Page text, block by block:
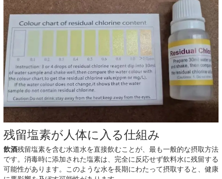
残留塩素が人体に入る仕組み
飲酒残留塩素を含む水道水を直接飲むことが、最も一般的な摂取方法
です。消毒時に添加された塩素は、完全に反応せず飲料水に残留する
可能性があります。このような水を長期にわたって摂取すると、健康